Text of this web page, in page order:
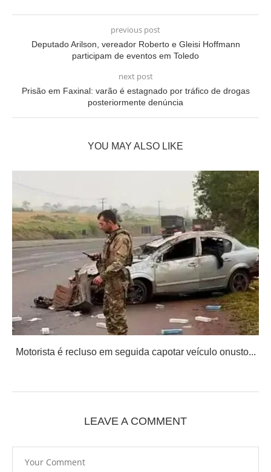
previous post
Deputado Arilson, vereador Roberto e Gleisi Hoffmann
participam de eventos em Toledo
next post
Prisão em Faxinal: varão é estagnado por tráfico de drogas
posteriormente denúncia
YOU MAY ALSO LIKE
Motorista é recluso em seguida capotar veículo onusto...
LEAVE A COMMENT